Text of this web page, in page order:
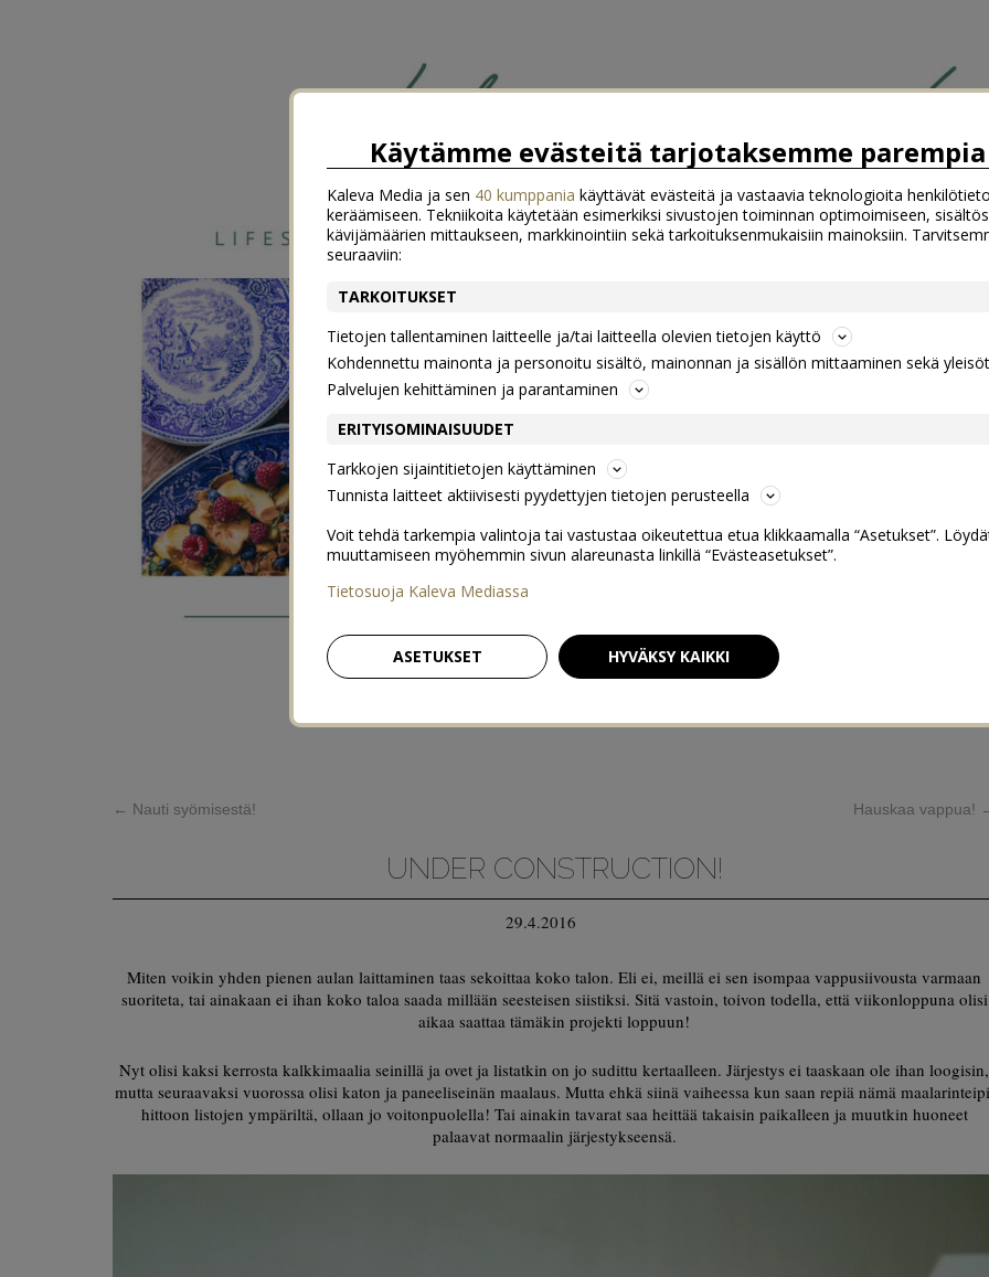
← Nauti syömisestä! Hauskaa vappua!
UNDER CONSTRUCTION!
29.4.2016
Miten voikin yhden pienen aulan laittaminen taas sekoittaa koko talon. Eli ei, meillä ei sen isompaa vappusiivousta varmaan
suoriteta, tai ainakaan ei ihan koko taloa saada millään seesteisen siistiksi. Sitä vastoin, toivon todella, että viikonloppuna olisi
aikaa saattaa tämäkin projekti loppuun!
Nyt olisi kaksi kerrosta kalkkimaalia seinillä ja ovet ja listatkin on jo sudittu kertaalleen. Järjestys ei taaskaan ole ihan loogisin,
mutta seuraavaksi vuorossa olisi katon ja paneeliseinän maalaus. Mutta ehkä siinä vaiheessa kun saan repiä nämä
hittoon listojen ympäriltä, ollaan jo voitonpuolella! Tai ainakin tavarat saa heittää takaisin paikalleen ja muutkin huoneet
palaavat normaalin järjestykseensä.
Käytämme evästeitä tarjotaksemme
Kaleva Media ja sen 40 kumppania käyttävät evästeitä ja vastaavia teknologioita
keräämiseen. Tekniikoita käytetään esimerkiksi sivustojen toiminnan optimoimiseen,
kävijämäärien mittaukseen, markkinointiin sekä tarkoituksenmukaisiin mainoksiin.
seuraaviin:
TARKOITUKSET
Tietojen tallentaminen laitteelle ja/tai laitteella olevien tietojen käyttö
Kohdennettu mainonta ja personoitu sisältö, mainonnan ja sisällön mittaaminen sekä
Palvelujen kehittäminen ja parantaminen
ERITYISOMINAISUUDET
Tarkkojen sijaintitietojen käyttäminen
Tunnista laitteet aktiivisesti pyydettyjen tietojen perusteella
Voit tehdä tarkempia valintoja tai vastustaa oikeutettua etua klikkaamalla “Asetukset”.
muuttamiseen myöhemmin sivun alareunasta linkillä “Evästeasetukset”.
Tietosuoja Kaleva Mediassa
ASETUKSET HYVÄKSY KAIKKI